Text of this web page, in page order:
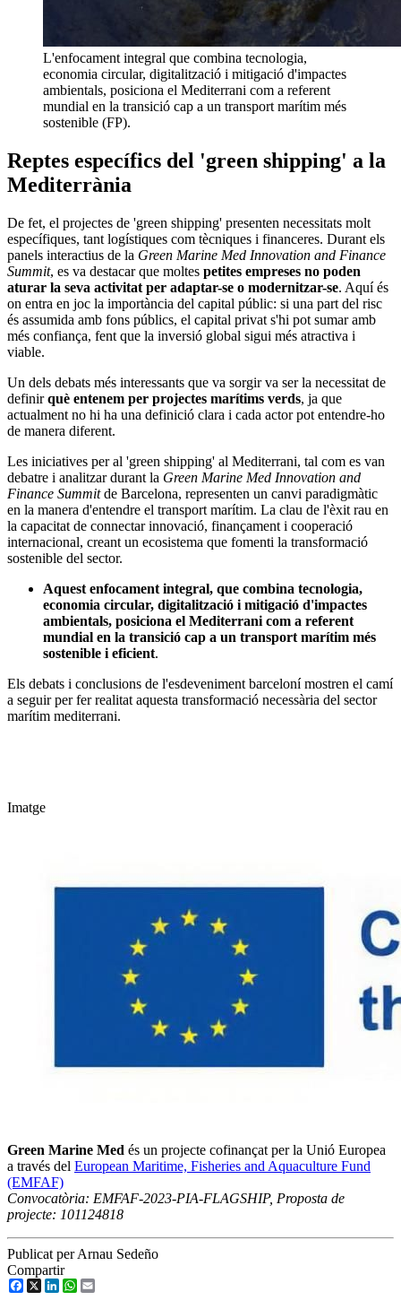
L'enfocament integral que combina tecnologia,
economia circular, digitalització i mitigació d'impactes
ambientals, posiciona el Mediterrani com a referent
mundial en la transició cap a un transport marítim més
sostenible (FP).
Reptes específics del 'green shipping' a la
Mediterrània
De fet, el projectes de 'green shipping' presenten necessitats molt
específiques, tant logístiques com tècniques i financeres. Durant els
panels interactius de la Green Marine Med Innovation and Finance
Summit, es va destacar que moltes petites empreses no poden
aturar la seva activitat per adaptar-se o modernitzar-se. Aquí és
on entra en joc la importància del capital públic: si una part del risc
és assumida amb fons públics, el capital privat s'hi pot sumar amb
més confiança, fent que la inversió global sigui més atractiva i
viable.
Un dels debats més interessants que va sorgir va ser la necessitat de
definirquè entenem per projectes marítims verds, ja que
actualment no hi ha una definició clara i cada actor pot entendre-ho
de manera diferent.
Les iniciatives per al 'green shipping' al Mediterrani, tal com es van
debatre i analitzar durant la Green Marine Med Innovation and
Finance Summitde Barcelona, representen un canvi paradigmàtic
en la manera d'entendre el transport marítim. La clau de l'èxit rau en
la capacitat de connectar innovació, finançament i cooperació
internacional, creant un ecosistema que fomenti la transformació
sostenible del sector.
Aquest enfocament integral, que combina tecnologia,
economia circular, digitalització i mitigació d'impactes
ambientals, posiciona el Mediterrani com a referent
mundial en la transició cap a un transport marítim més
sostenible i eficient.
Els debats i conclusions de l'esdeveniment barceloní mostren el camí
a seguir per fer realitat aquesta transformació necessària del sector
marítim mediterrani.
Imatge
Green Marine Med és un projecte cofinançat per la Unió Europea
a través del European Maritime, Fisheries and Aquaculture Fund
(EMFAF)
Convocatòria: EMFAF-2023-PIA-FLAGSHIP, Proposta de
projecte: 101124818
Publicat per Arnau Sedeño
Compartir
Facebook
X LinkedInWhatsApp